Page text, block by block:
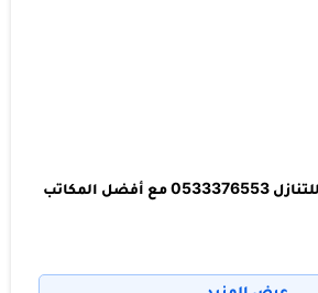
شغالة بنجلاديشية للتنازل 0533376553 مع أفضل المكاتب